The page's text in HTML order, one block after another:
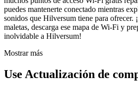
puedes mantenerte conectado mientras
sonidos que Hilversum tiene para ofrecer.
maletas, descarga ese mapa de Wi-Fi y
inolvidable a Hilversum!
Mostrar más
Use Actualización de